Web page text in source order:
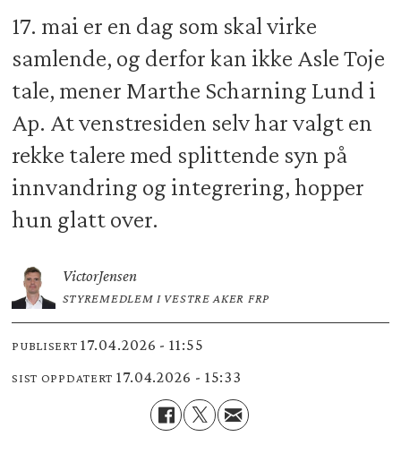
17. mai er en dag som skal virke
samlende, og derfor kan ikke Asle Toje
tale, mener Marthe Scharning Lund i
Ap. At venstresiden selv har valgt en
rekke talere med splittende syn på
innvandring og integrering, hopper
hun glatt over.
VictorJensen
STYREMEDLEM I VESTRE AKER FRP
PUBLISERT 17.04.2026 - 11:55
SIST OPPDATERT 17.04.2026 - 15:33